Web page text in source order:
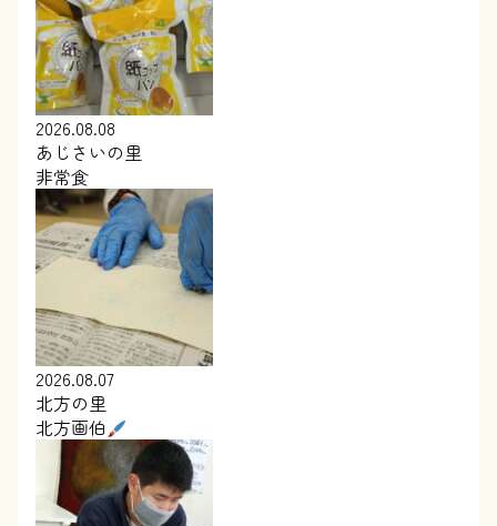
2026.08.08
あじさいの里
非常食
2026.08.07
北方の里
北方画伯